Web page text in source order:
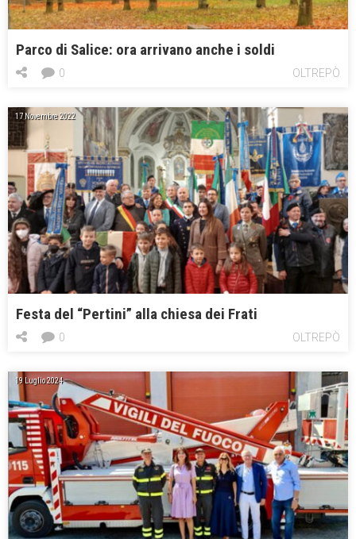
Parco di Salice: ora arrivano anche i soldi
OLTREPÒ
0
17 Novembre 2022
Festa del “Pertini” alla chiesa dei Frati
OLTREPÒ
0
19 Luglio 2024